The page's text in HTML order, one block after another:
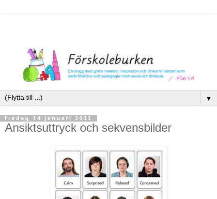
▼
fredag 14 januari 2011
Ansiktsuttryck och sekvensbilder